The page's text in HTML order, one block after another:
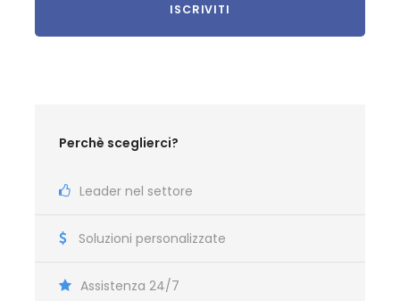
Perchè sceglierci?
Leader nel settore
Soluzioni personalizzate
Assistenza 24/7